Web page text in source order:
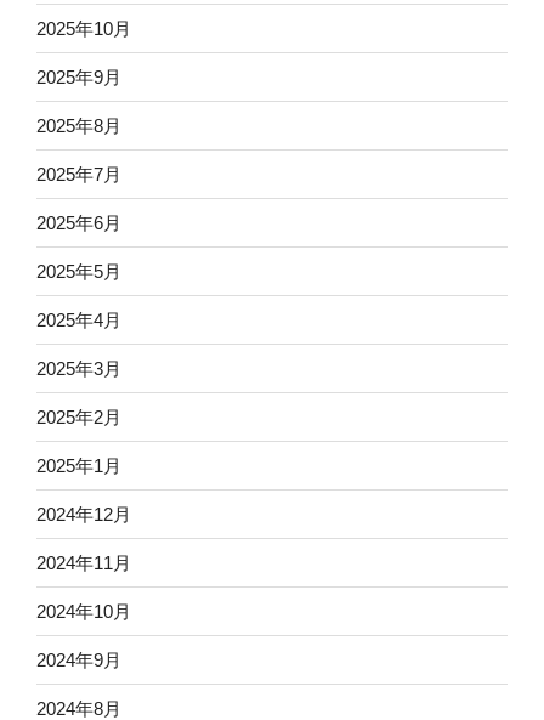
2025年10月
2025年9月
2025年8月
2025年7月
2025年6月
2025年5月
2025年4月
2025年3月
2025年2月
2025年1月
2024年12月
2024年11月
2024年10月
2024年9月
2024年8月